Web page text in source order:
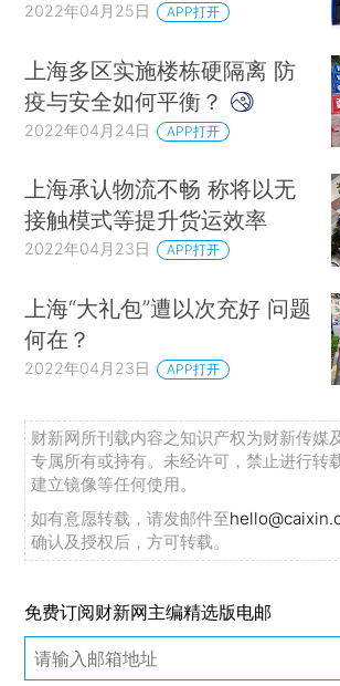
2022年04月25日 APP打开
上海多区实施楼栋硬隔离 防
疫与安全如何平衡？
2022年04月24日 APP打开
上海承认物流不畅 称将以无
接触模式等提升货运效率
2022年04月23日 APP打开
上海“大礼包”遭以次充好 问题
何在？
2022年04月23日 APP打开
财新网所刊载内容之知识产权为财新传媒
专属所有或持有。未经许可，禁止进行转
建立镜像等任何使用。
如有意愿转载，请发邮件至
确认及授权后，方可转载。
免费订阅财新网主编精选版电邮